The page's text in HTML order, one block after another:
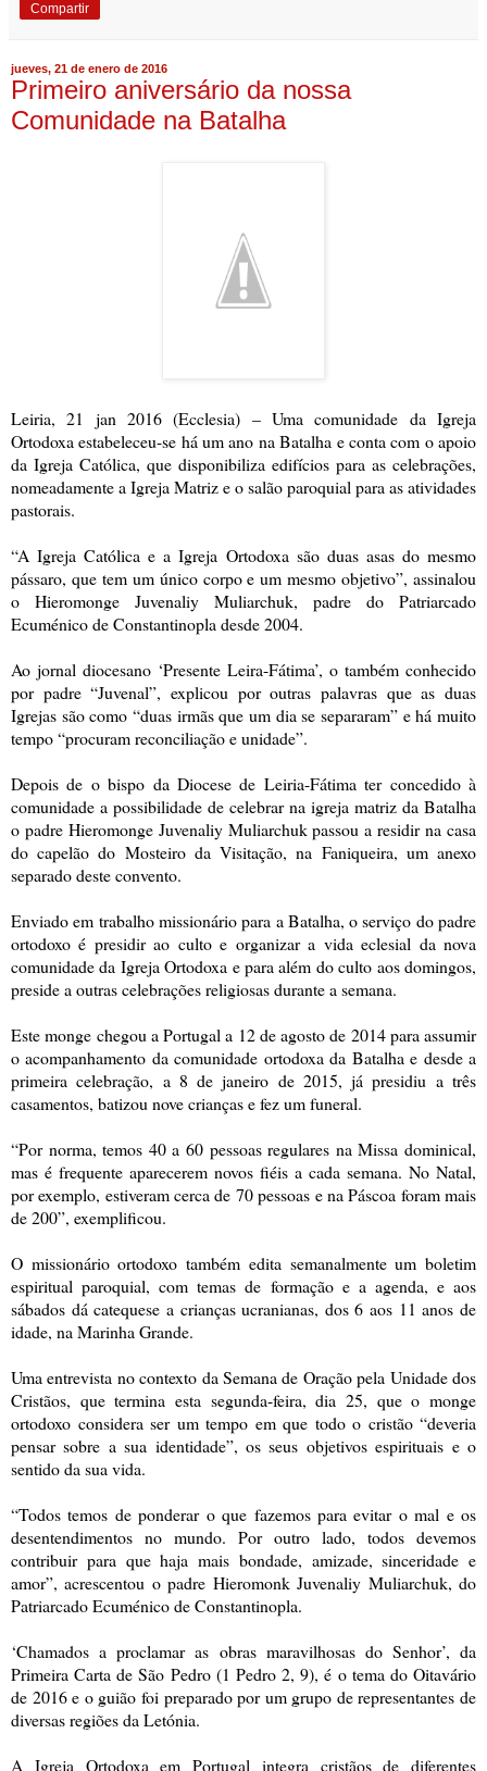
Compartir
jueves, 21 de enero de 2016
Primeiro aniversário da nossa
Comunidade na Batalha
Leiria, 21 jan 2016 (Ecclesia) – Uma comunidade da Igreja
Ortodoxa estabeleceu-se há um ano na Batalha e conta com o apoio
da Igreja Católica, que disponibiliza edifícios para as celebrações,
nomeadamente a Igreja Matriz e o salão paroquial para as atividades
pastorais.
“A Igreja Católica e a Igreja Ortodoxa são duas asas do mesmo
pássaro, que tem um único corpo e um mesmo objetivo”, assinalou
o Hieromonge Juvenaliy Muliarchuk, padre do Patriarcado
Ecuménico de Constantinopla desde 2004.
Ao jornal diocesano ‘Presente Leira-Fátima’, o também conhecido
por padre “Juvenal”, explicou por outras palavras que as duas
Igrejas são como “duas irmãs que um dia se separaram” e há muito
tempo “procuram reconciliação e unidade”.
Depois de o bispo da Diocese de Leiria-Fátima ter concedido à
comunidade a possibilidade de celebrar na igreja matriz da Batalha
o padre Hieromonge Juvenaliy Muliarchuk passou a residir na casa
do capelão do Mosteiro da Visitação, na Faniqueira, um anexo
separado deste convento.
Enviado em trabalho missionário para a Batalha, o serviço do padre
ortodoxo é presidir ao culto e organizar a vida eclesial da nova
comunidade da Igreja Ortodoxa e para além do culto aos domingos,
preside a outras celebrações religiosas durante a semana.
Este monge chegou a Portugal a 12 de agosto de 2014 para assumir
o acompanhamento da comunidade ortodoxa da Batalha e desde a
primeira celebração, a 8 de janeiro de 2015, já presidiu a três
casamentos, batizou nove crianças e fez um funeral.
“Por norma, temos 40 a 60 pessoas regulares na Missa dominical,
mas é frequente aparecerem novos fiéis a cada semana. No Natal,
por exemplo, estiveram cerca de 70 pessoas e na Páscoa foram mais
de 200”, exemplificou.
O missionário ortodoxo também edita semanalmente um boletim
espiritual paroquial, com temas de formação e a agenda, e aos
sábados dá catequese a crianças ucranianas, dos 6 aos 11 anos de
idade, na Marinha Grande.
Uma entrevista no contexto da Semana de Oração pela Unidade dos
Cristãos, que termina esta segunda-feira, dia 25, que o monge
ortodoxo considera ser um tempo em que todo o cristão “deveria
pensar sobre a sua identidade”, os seus objetivos espirituais e o
sentido da sua vida.
“Todos temos de ponderar o que fazemos para evitar o mal e os
desentendimentos no mundo. Por outro lado, todos devemos
contribuir para que haja mais bondade, amizade, sinceridade e
amor”, acrescentou o padre Hieromonk Juvenaliy Muliarchuk, do
Patriarcado Ecuménico de Constantinopla.
‘Chamados a proclamar as obras maravilhosas do Senhor’, da
Primeira Carta de São Pedro (1 Pedro 2, 9), é o tema do Oitavário
de 2016 e o guião foi preparado por um grupo de representantes de
diversas regiões da Letónia.
A Igreja Ortodoxa em Portugal integra cristãos de diferentes